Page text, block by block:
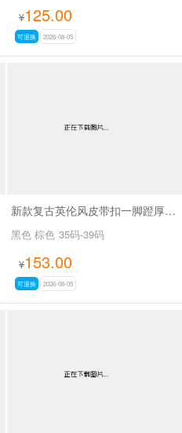
¥125.00
可退换 2026-08-05
新款复古英伦风皮带扣一脚蹬厚底时尚百搭乐福鞋SA5271
黑色 棕色 35码-39码
¥153.00
可退换 2026-08-05